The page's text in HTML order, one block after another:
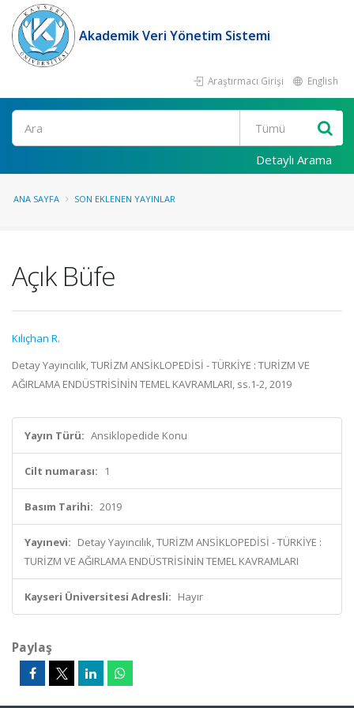
Akademik Veri Yönetim Sistemi
Araştırmacı Girişi English
Ara
Detaylı Arama
ANA SAYFA SON EKLENEN YAYINLAR
Açık Büfe
Kılıçhan R.
Detay Yayıncılık, TURİZM ANSİKLOPEDİSİ - TÜRKİYE : TURİZM VE
AĞIRLAMA ENDÜSTRİSİNİN TEMEL KAVRAMLARI, ss.1-2, 2019
Yayın Türü: Ansiklopedide Konu
Cilt numarası: 1
Basım Tarihi: 2019
Yayınevi: Detay Yayıncılık, TURİZM ANSİKLOPEDİSİ - TÜRKİYE :
TURİZM VE AĞIRLAMA ENDÜSTRİSİNİN TEMEL KAVRAMLARI
Kayseri Üniversitesi Adresli: Hayır
Paylaş